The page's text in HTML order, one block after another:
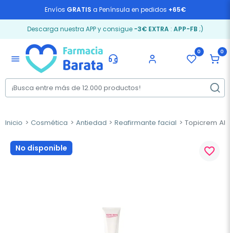
Envíos GRATIS a Península en pedidos +65€
Descarga nuestra APP y consigue -3€ EXTRA: APP-FB ;)
menu
0 0
Inicio Cosmética Antiedad Reafirmante facial Topicrem
No disponible favorite_border